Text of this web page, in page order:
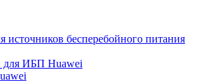
бесперебойного питания
для ИБП Huawei